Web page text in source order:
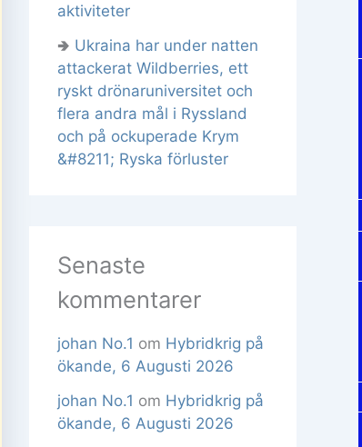
aktiviteter
🢂 Ukraina har under natten
attackerat Wildberries, ett
ryskt drönaruniversitet och
flera andra mål i Ryssland
och på ockuperade Krym
&#8211; Ryska förluster
Senaste
kommentarer
johan No.1 om Hybridkrig på
ökande, 6 Augusti 2026
johan No.1 om Hybridkrig på
ökande, 6 Augusti 2026